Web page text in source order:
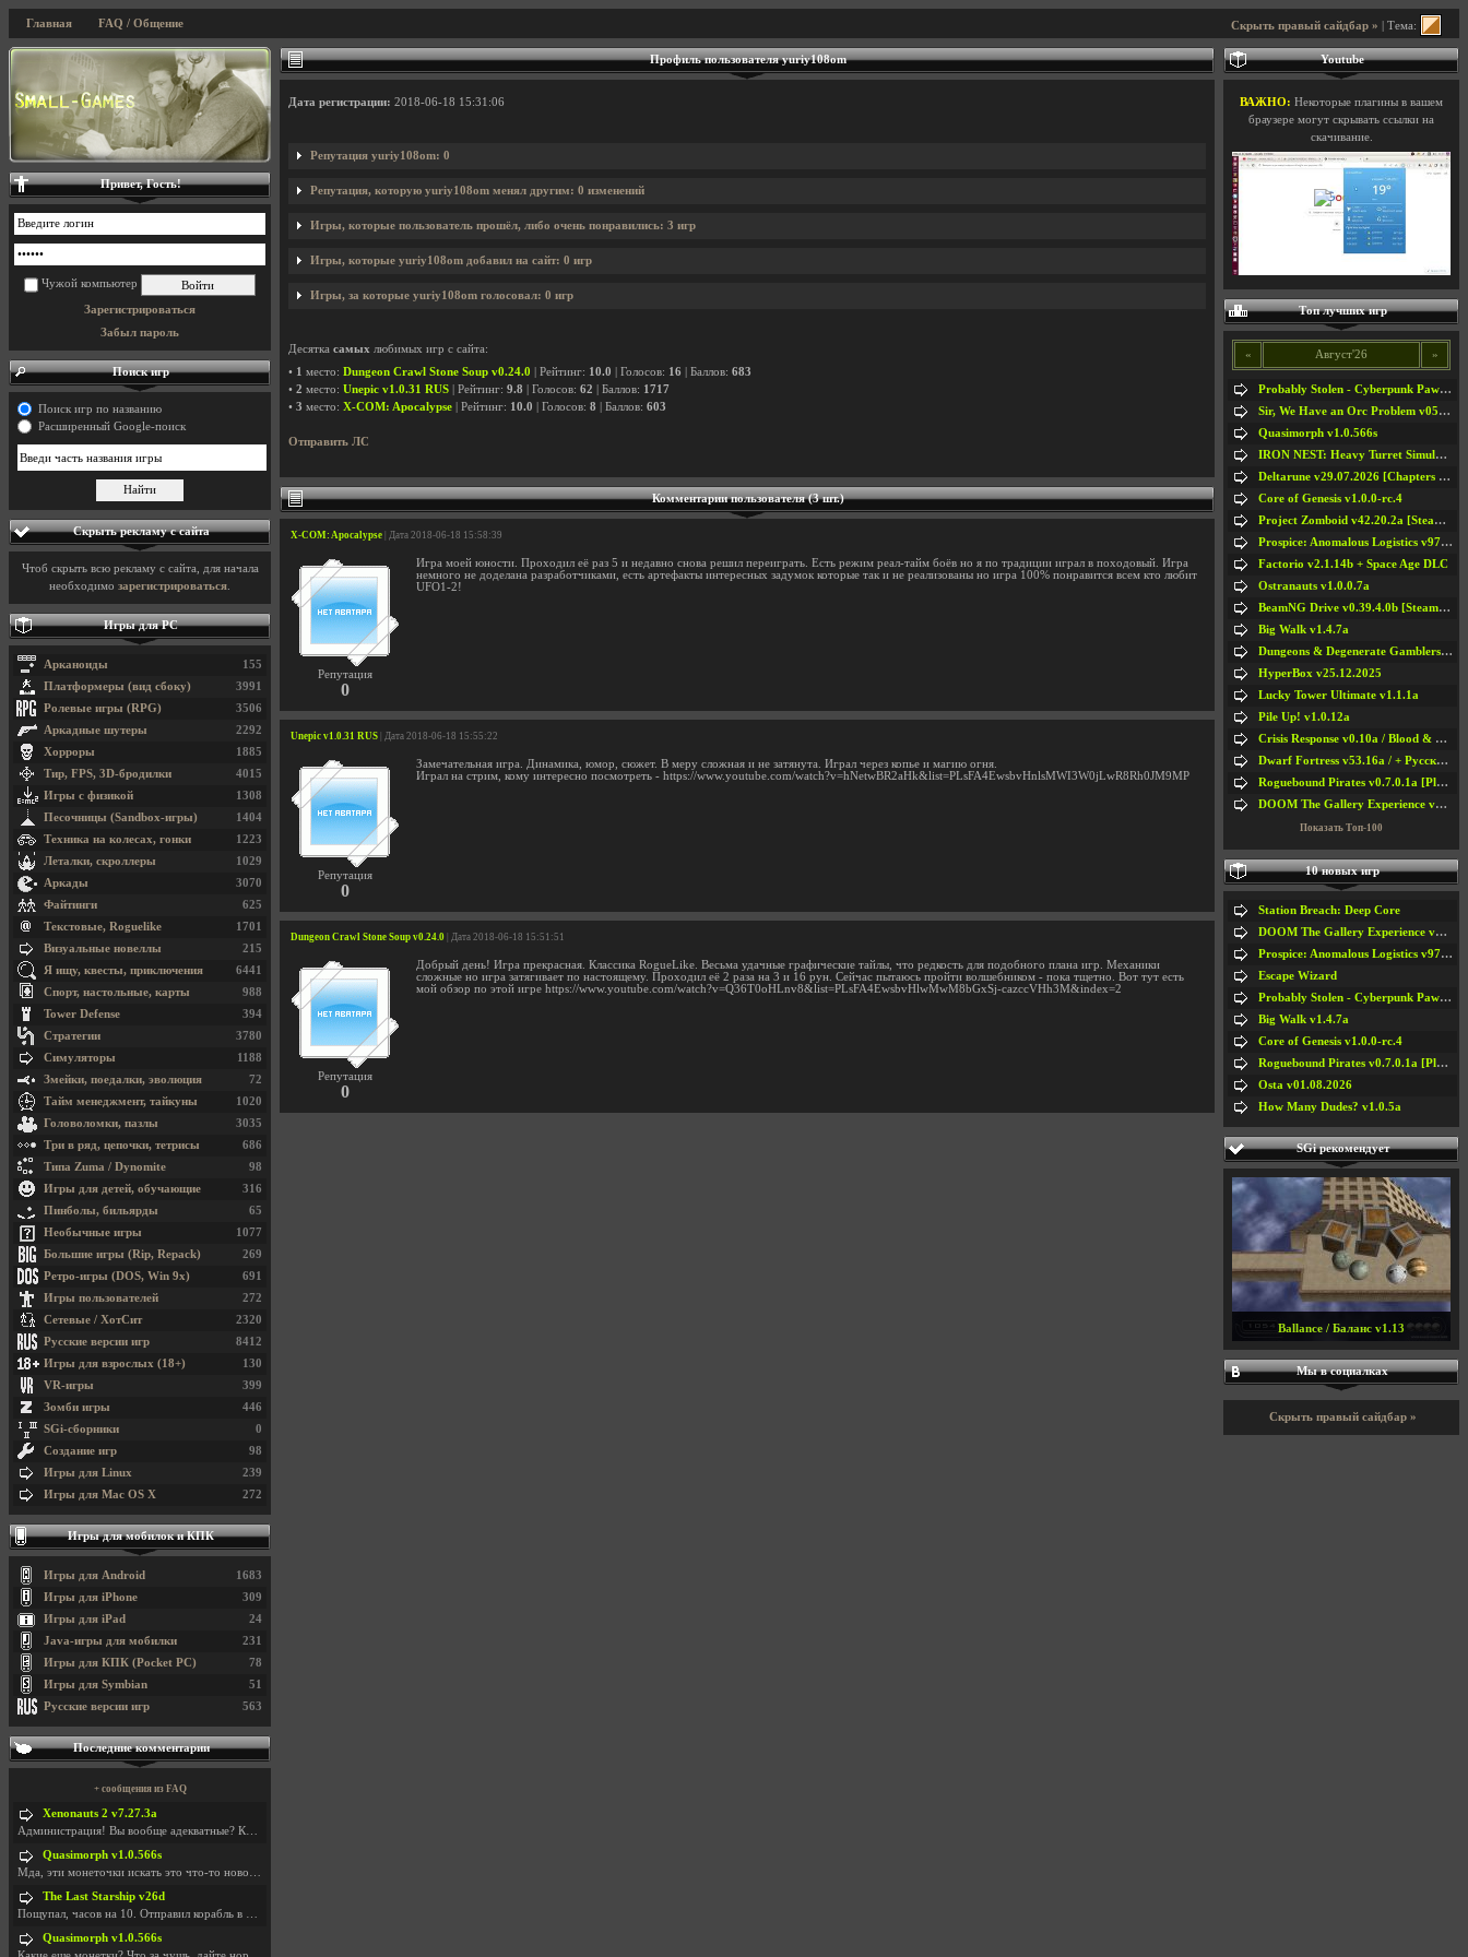
Скрыть правый сайдбар » | Тема:
Главная FAQ / Общение
Профиль пользователя yuriy108om
Дата регистрации: 2018-06-18 15:31:06
Репутация yuriy108om: 0
Репутация, которую yuriy108om менял другим: 0 изменений
Игры, которые пользователь прошёл, либо очень понравились: 3 игр
Игры, которые yuriy108om добавил на сайт: 0 игр
Игры, за которые yuriy108om голосовал: 0 игр
Десятка самых любимых игр с сайта:
• 1 место: Dungeon Crawl Stone Soup v0.24.0 | Рейтинг: 10.0 | Голосов: 16 | Баллов: 683
• 2 место: Unepic v1.0.31 RUS | Рейтинг: 9.8 | Голосов: 62 | Баллов: 1717
• 3 место: X-COM: Apocalypse | Рейтинг: 10.0 | Голосов: 8 | Баллов: 603
Отправить ЛС
Комментарии пользователя (3 шт.)
X-COM: Apocalypse | Дата 2018-06-18 15:58:39
Репутация
0
Игра моей юности. Проходил её раз 5 и недавно снова решил переиграть. Есть режим реал-тайм боёв но я по традиции играл в походовый. Игра
немного не доделана разработчиками, есть артефакты интересных задумок которые так и не реализованы но игра 100% понравится всем кто любит
UFO1-2!
Unepic v1.0.31 RUS | Дата 2018-06-18 15:55:22
Репутация
0
Замечательная игра. Динамика, юмор, сюжет. В меру сложная и не затянута. Играл через копье и магию огня.
Играл на стрим, кому интересно посмотреть - https://www.youtube.com/watch?v=hNetwBR2aHk&list=PLsFA4EwsbvHnlsMWI3W0jLwR8Rh0JM9MP
Dungeon Crawl Stone Soup v0.24.0 | Дата 2018-06-18 15:51:51
Репутация
0
Добрый день! Игра прекрасная. Классика RogueLike. Весьма удачные графические тайлы, что редкость для подобного плана игр. Механики
сложные но игра затягивает по настоящему. Проходил её 2 раза на 3 и 16 рун. Сейчас пытаюсь пройти волшебником - пока тщетно. Вот тут есть
мой обзор по этой игре https://www.youtube.com/watch?v=Q36T0oHLnv8&list=PLsFA4EwsbvHlwMwM8bGxSj-cazccVHh3M&index=2
Привет, Гость!
Чужой компьютер
Зарегистрироваться
Забыл пароль
Поиск игр
Поиск игр по названию
Расширенный Google-поиск
Скрыть рекламу с сайта
Чтоб скрыть всю рекламу с сайта, для начала
необходимо зарегистрироваться
Игры для PC
155
Арканоиды
3991
Платформеры (вид сбоку)
3506
Ролевые игры (RPG)
2292
Аркадные шутеры
1885
Хорроры
4015
Тир, FPS, 3D-бродилки
1308
Игры с физикой
1404
Песочницы (Sandbox-игры)
1223
Техника на колесах, гонки
1029
Леталки, скроллеры
3070
Аркады
625
Файтинги
1701
Текстовые, Roguelike
215
Визуальные новеллы
6441
Я ищу, квесты, приключения
988
Спорт, настольные, карты
394
Tower Defense
3780
Стратегии
1188
Симуляторы
72
Змейки, поедалки, эволюция
1020
Тайм менеджмент, тайкуны
3035
Головоломки, пазлы
686
Три в ряд, цепочки, тетрисы
98
Типа Zuma / Dynomite
316
Игры для детей, обучающие
65
Пинболы, бильярды
1077
Необычные игры
269
Большие игры (Rip, Repack)
691
Ретро-игры (DOS, Win 9x)
272
Игры пользователей
2320
Сетевые / ХотСит
8412
Русские версии игр
130
Игры для взрослых (18+)
399
VR-игры
446
Зомби игры
0
SGi-сборники
98
Создание игр
239
Игры для Linux
272
Игры для Mac OS X
Игры для мобилок и КПК
1683
Игры для Android
309
Игры для iPhone
24
Игры для iPad
231
Java-игры для мобилки
78
Игры для КПК (Pocket PC)
51
Игры для Symbian
563
Русские версии игр
Последние комментарии
+ сообщения из FAQ
Xenonauts 2 v7.27.3a
Администрация! Вы вообще адекватные? Какие монетки
Quasimorph v1.0.566s
Мда, эти монеточки искать это что-то новое в сфере
The Last Starship v26d
Пощупал, часов на 10. Отправил корабль в другую Га
Quasimorph v1.0.566s
Youtube
ВАЖНО: Некоторые плагины в вашем
браузере могут скрывать ссылки на
скачивание.
Топ лучших игр
« Август'26 »
Probably Stolen - Cyberpunk Pawnshop Simulator v048c [Playtest]
Sir, We Have an Orc Problem v05.08.2026
Quasimorph v1.0.566s
IRON NEST: Heavy Turret Simulator v1.0a
Deltarune v29.07.2026 [Chapters 1-5] / + RUS [Chapters 1-5]
Core of Genesis v1.0.0-rc.4
Project Zomboid v42.20.2a [Steam Early Access]
Prospice: Anomalous Logistics v97 [Playtest]
Factorio v2.1.14b + Space Age DLC
Ostranauts v1.0.0.7a
BeamNG Drive v0.39.4.0b [Steam Early Access]
Big Walk v1.4.7a
Dungeons & Degenerate Gamblers v2.0.2a
HyperBox v25.12.2025
Lucky Tower Ultimate v1.1.1a
Pile Up! v1.0.12a
Crisis Response v0.10a / Blood & Bullet
Dwarf Fortress v53.16a / + Русская Версия v50.12a
Roguebound Pirates v0.7.0.1a [Playtest]
DOOM The Gallery Experience v1.4.2
Показать Топ-100
10 новых игр
Station Breach: Deep Core
DOOM The Gallery Experience v1.4.2
Prospice: Anomalous Logistics v97 [Playtest]
Escape Wizard
Probably Stolen - Cyberpunk Pawnshop Simulator v048c [Playtest]
Big Walk v1.4.7a
Core of Genesis v1.0.0-rc.4
Roguebound Pirates v0.7.0.1a [Playtest]
Osta v01.08.2026
How Many Dudes? v1.0.5a
SGi рекомендует
Ballance / Баланс v1.13
Мы в социалках
Скрыть правый сайдбар »